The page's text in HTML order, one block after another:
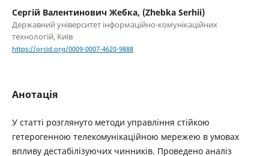
Сергій Валентинович Жебка, (Zhebka Serhii)
Державний університет інформаційно-комунікаційних
технологій, Київ
https://orcid.org/0009-0007-4620-9888
Анотація
У статті розглянуто методи управління стійкою
гетерогенною телекомунікаційною мережею в умовах
впливу дестабілізуючих чинників. Проведено аналіз